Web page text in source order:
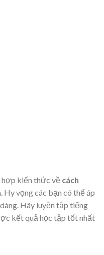
hợp kiến thức về cách
Hy vọng các bạn có thể áp
Hãy luyện tập tiếng
kết quả học tập tốt nhất